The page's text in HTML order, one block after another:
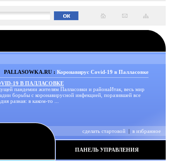
PALLASOWKA.RU : Коронавирус Covid-19 в Палласовке
19 В ПАЛЛАСОВКЕ
пандемии жителям Палласовки и районаИтак, весь мир
борьбы с коронавирусной инфекцией, поразившей все
разная: в каком-то ...
сделать стартовой | в избранное
ПАНЕЛЬ УПРАВЛЕНИЯ